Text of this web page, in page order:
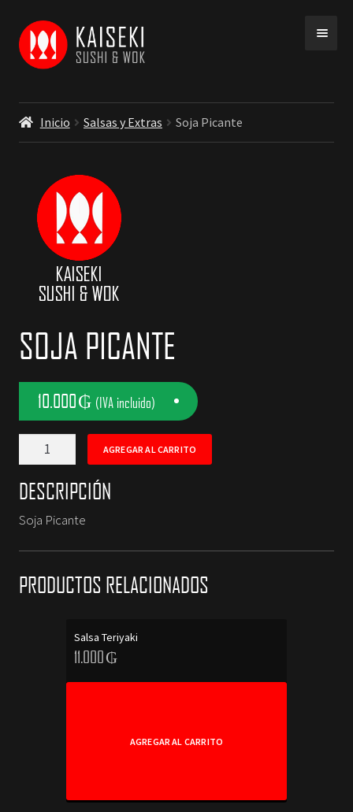
Ir
navegación
Ir
páginaInicio Salsas y Extras Soja Picante
SOJA PICANTE
10.000₲ (IVA incluido)
Picante
cantidad
AGREGAR AL CARRITO
DESCRIPCIÓN
Soja Picante
PRODUCTOS RELACIONADOS
Salsa Teriyaki
11.000₲
AGREGAR AL CARRITO